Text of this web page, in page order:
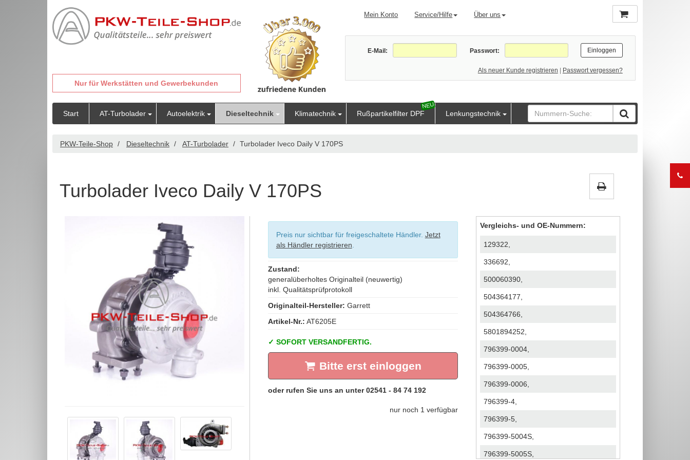
Nur für Werkstätten und Gewerbekunden
Mein Konto Service/Hilfe Über uns
E-Mail: Passwort:
Als neuer Kunde registrieren Passwort vergessen?
Start AT-Turbolader Autoelektrik Dieseltechnik Klimatechnik Rußpartikelfilter DPF Lenkungstechnik
PKW-Teile-Shop Dieseltechnik AT-Turbolader Turbolader Iveco Daily V 170PS
Turbolader Iveco Daily V 170PS
Preis nur sichtbar für freigeschaltete Händler. Jetzt
als Händler registrieren
Zustand:
generalüberholtes Originalteil (neuwertig)
inkl. Qualitätsprüfprotokoll
Originalteil-Hersteller: Garrett
Artikel-Nr.: AT6205E
SOFORT VERSANDFERTIG.
Bitte erst einloggen
nur noch 1 verfügbar
Vergleichs- und OE-Nummern:
129322,
336692,
500060390,
504364177,
504364766,
5801894252,
796399-0004,
796399-0005,
796399-0006,
796399-4,
796399-5,
796399-5004S,
796399-5005S,